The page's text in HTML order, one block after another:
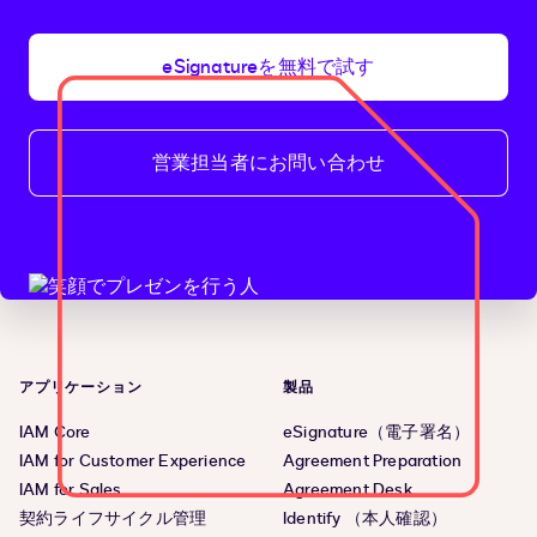
eSignatureを無料で試す
営業担当者にお問い合わせ
アプリケーション
IAM Core
IAM for Customer Experience
IAM for Sales
契約ライフサイクル管理
製品
eSignature（電子署名）
Agreement Preparation
Agreement Desk
Identify （本人確認）